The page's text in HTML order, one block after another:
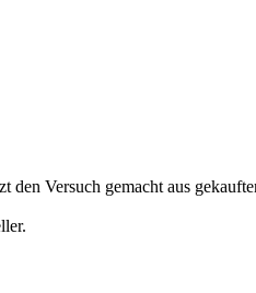
Versuch gemacht aus